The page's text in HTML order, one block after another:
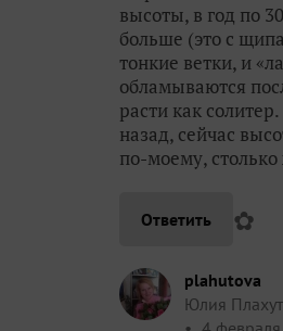
высоты, в год по
больше (это с
тонкие ветки, и
обламываются
расти как
назад, сейчас
по-моему, столько
Ответить ✿
plahutova
Юлия